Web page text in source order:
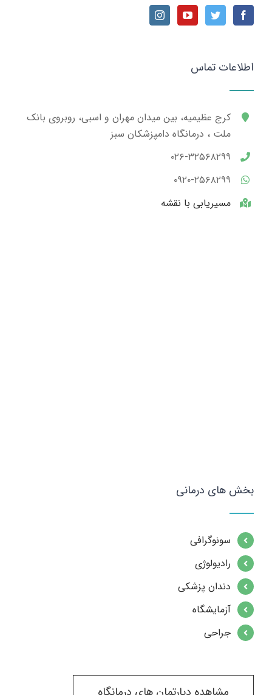
اطلاعات تماس
کرج عظیمیه، بین میدان مهران و اسبی، روبروی بانک
ملت ، درمانگاه دامپزشکان سبز
۰۲۶-۳۲۵۶۸۲۹۹
۰۹۲۰-۲۵۶۸۲۹۹
مسیریابی با نقشه
بخش های درمانی
سونوگرافی
رادیولوژی
دندان پزشکی
آزمایشگاه
جراحی